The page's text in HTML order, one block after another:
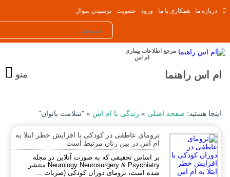
ما همکاری با ما ورود عضویت پرسیدن سوال
اس راهنما
مرجع اطلاعات بیماری
هستید:صفحه اصلی»زندگی با ام اس»"سلامت بانوان"
ترومای عاطفی در کودکی با افزایش خطر ابتلا به
ام اس در بین زنان مرتبط است
بر اساس تحقیقی که به صورت آنلاین در مجله
Neurology Neurosurgery & Psychiatry منتشر
شده است، ترومای دوران کودکی (ضربات ...